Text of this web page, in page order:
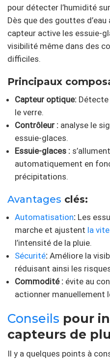
pour détecter l’humidité
Dès que des gouttes
capteur active les essuie-
visibilité même dans des
difficiles.
Principaux
Capteur optique: Détecte
le verre.
Contrôleur : analyse le
essuie-glaces.
Essuie-glaces :
automatiquement en
précipitations.
Avantages clés:
Automatisation: Les
marche et ajustent la
l’intensité de la pluie.
Sécurité: Améliore la
réduisant ainsi les
Commodité : évite au
actionner manuellement
Conseils pour
capteurs de
Il y a quelques points à